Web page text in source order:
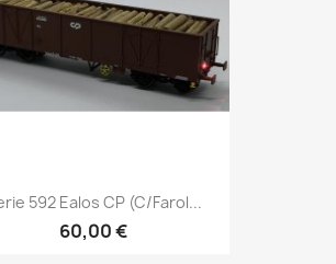
Vista rápida
592 Ealos CP (C/Farol...
60,00 €